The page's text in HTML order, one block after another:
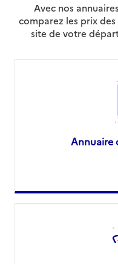
Avec nos
comparez les prix
site de votre
Annuaire